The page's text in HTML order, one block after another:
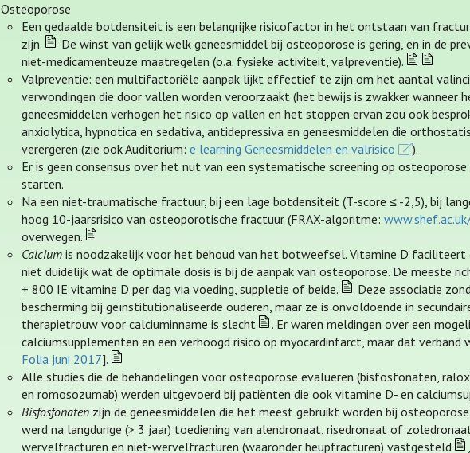
Osteoporose
Een gedaalde botdensiteit is een belangrijke risicofactor in het ontstaan van
zijn.
De winst van gelijk welk geneesmiddel bij osteoporose is gering, en in de
niet-medicamenteuze maatregelen (o.a. fysieke activiteit, valpreventie).
Valpreventie: een multifactoriële aanpak lijkt effectief te zijn om het aantal
verwondingen die door vallen worden veroorzaakt (het bewijs is zwakker wanneer
geneesmiddelen verhogen het risico op vallen en het stoppen ervan zou ook
anxiolytica, hypnotica en sedativa, antidepressiva en geneesmiddelen die
verergeren (zie ook Auditorium:e learning Geneesmiddelen en valrisico
).
Er is geen consensus over het nut van een systematische screening op
starten.
Na een niet-traumatische fractuur, bij een lage botdensiteit (T-score ≤ -2,5), bij
hoog 10-jaarsrisico van osteoporotische fractuur (FRAX-algoritme:
overwegen.
Calcium is noodzakelijk voor het behoud van het botweefsel. Vitamine D faciliteert
niet duidelijk wat de optimale dosis is bij de aanpak van osteoporose. De meeste
+ 800 IE vitamine D per dag via voeding, suppletie of beide.
Deze associatie
bescherming bij geïnstitutionaliseerde ouderen, maar ze is onvoldoende in
therapietrouw voor calciuminname is slecht
. Er waren meldingen over een
calciumsupplementen en een verhoogd risico op myocardinfarct, maar dat
Folia juni 2017].
Alle studies die de behandelingen voor osteoporose evalueren (bisfosfonaten,
en romosozumab) werden uitgevoerd bij patiënten die ook vitamine D- en
Bisfosfonaten zijn de geneesmiddelen die het meest gebruikt worden bij osteoporose.
werd na langdurige (> 3 jaar) toediening van alendronaat, risedronaat of
wervelfracturen en niet-wervelfracturen (waaronder heupfracturen) vastgesteld